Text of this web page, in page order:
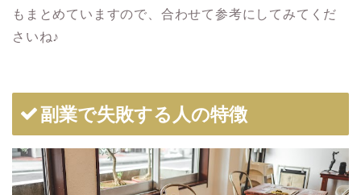
もまとめていますので、合わせて参考にしてみてくだ
さいね♪
副業で失敗する人の特徴